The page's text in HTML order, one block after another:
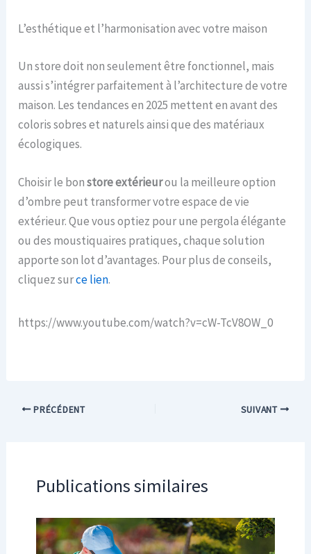
L’esthétique et l’harmonisation avec votre maison
Un store doit non seulement être fonctionnel, mais
aussi s’intégrer parfaitement à l’architecture de votre
maison. Les tendances en 2025 mettent en avant des
coloris sobres et naturels ainsi que des matériaux
écologiques.
Choisir le bonstore extérieurou la meilleure option
d’ombre peut transformer votre espace de vie
extérieur. Que vous optiez pour une pergola élégante
ou des moustiquaires pratiques, chaque solution
apporte son lot d’avantages. Pour plus de conseils,
cliquez surce lien.
https://www.youtube.com/watch?v=cW-TcV8OW_0
PRÉCÉDENT SUIVANT
Publications similaires